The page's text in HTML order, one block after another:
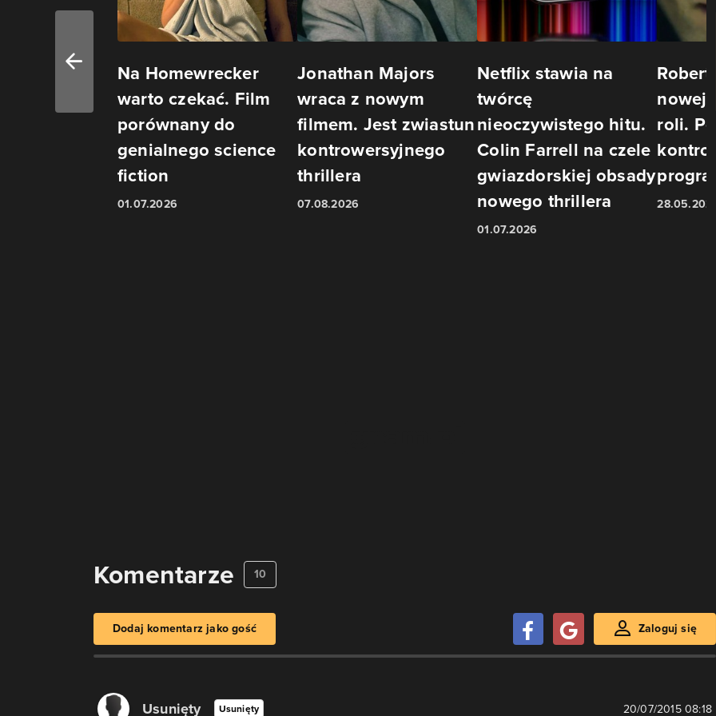
Na Homewrecker
warto czekać. Film
porównany do
genialnego science
fiction
01.07.2026
Jonathan Majors
wraca z nowym
filmem. Jest zwiastun
kontrowersyjnego
thrillera
07.08.2026
Netflix stawia na
twórcę
nieoczywistego hitu.
Colin Farrell na czele
gwiazdorskiej obsady
nowego thrillera
01.07.2026
Robert
nowej,
roli.
28.05.2026
Komentarze 10
Dodaj komentarz jako gość Zaloguj się
Usunięty Usunięty 20/07/2015 08:18